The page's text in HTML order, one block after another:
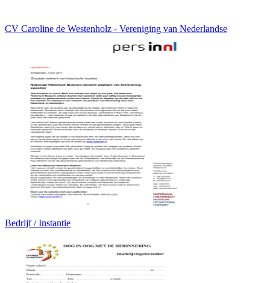
CV Caroline de Westenholz - Vereniging van Nederlandse
Bedrijf / Instantie